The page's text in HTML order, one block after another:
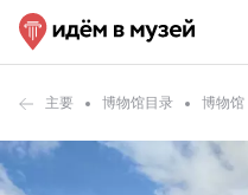
主要 博物馆目录 博物